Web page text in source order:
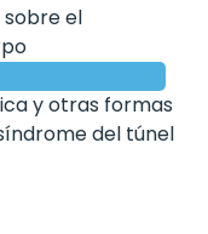
y otras formas
del túnel